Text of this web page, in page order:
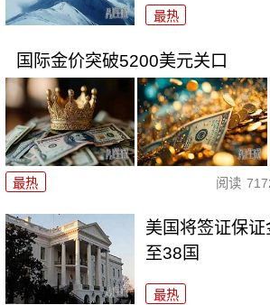
最热
国际金价突破5200美元关口
最热 阅读
美国将签证保
至38国
最热